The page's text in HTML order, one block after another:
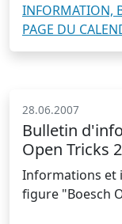
INFORMATION,
PAGE DU
28.06.2007
Bulletin
Open Tricks
Informations et
figure "Boesch